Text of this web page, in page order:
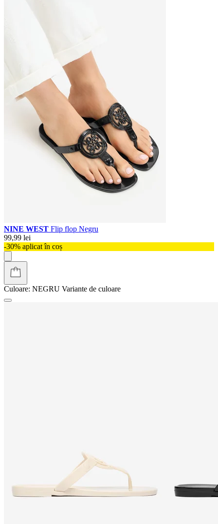
NINE WEST Flip flop Negru
99,99 lei
-30% aplicat în coș
Culoare: NEGRU Variante de culoare